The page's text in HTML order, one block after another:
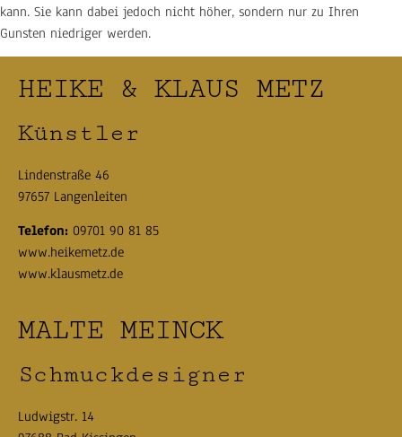
kann. Sie kann dabei jedoch nicht höher, sondern nur zu Ihren
Gunsten niedriger werden.
HEIKE & KLAUS METZ
Künstler
Lindenstraße 46
97657 Langenleiten
Telefon: 09701 90 81 85
www.heikemetz.de
www.klausmetz.de
MALTE MEINCK
Schmuckdesigner
Ludwigstr. 14